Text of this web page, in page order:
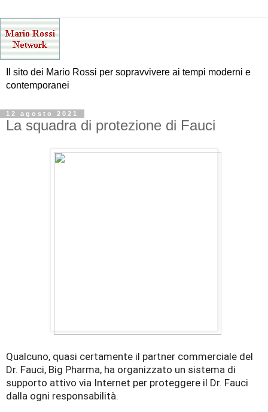
Il sito dei Mario Rossi per sopravvivere ai tempi moderni e
contemporanei
12 agosto 2021
La squadra di protezione di Fauci
Qualcuno, quasi certamente il partner commerciale del
Dr. Fauci, Big Pharma, ha organizzato un sistema di
supporto attivo via Internet per proteggere il Dr. Fauci
dalla ogni responsabilità.